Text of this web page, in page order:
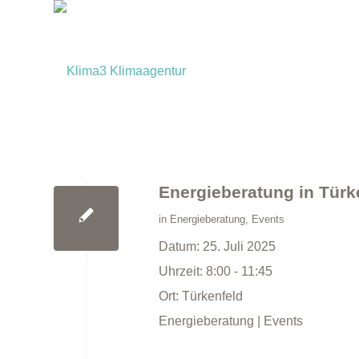
Energieberatung in
in Energieberatung, Events
Datum: 25. Juli 2025
Uhrzeit: 8:00 - 11:45
Ort: Türkenfeld
Energieberatung | Events